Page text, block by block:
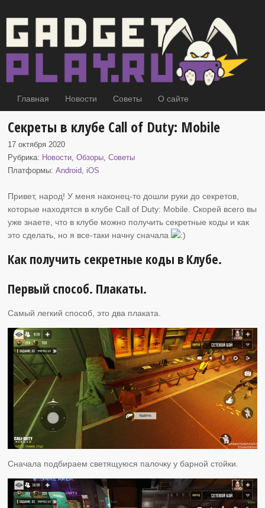
Главная Новости Советы О сайте
Секреты в клубе Call of Duty: Mobile
17 октября 2020
Рубрика: Новости,Обзоры,Советы
Платформы:Android, iOS
Привет, народ! У меня наконец-то дошли руки до секретов,
которые находятся в клубе Call of Duty: Mobile. Скорей всего вы
уже знаете, что в клубе можно получить секретные коды и как
это сделать, но я все-таки начну сначала
Как получить секретные коды в Клубе.
Первый способ. Плакаты.
Самый легкий способ, это два плаката.
Сначала подбираем светящуюся палочку у барной стойки.